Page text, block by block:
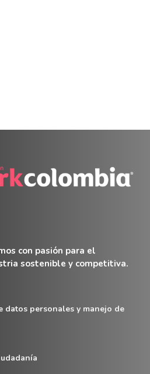
con pasión para el
sostenible y competitiva.
datos personales y manejo de